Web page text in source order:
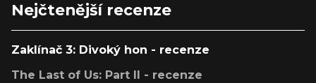
Nejčtenější recenze
Zaklínač 3: Divoký hon - recenze
The Last of Us: Part II - recenze